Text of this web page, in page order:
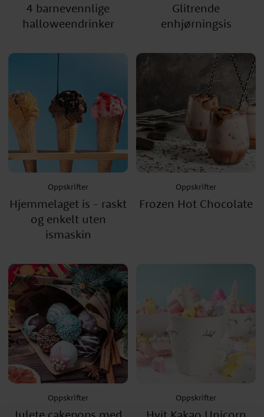
4 barnevennlige
halloweendrinker
Glitrende
enhjørningsis
Oppskrifter
Hjemmelaget is - raskt
og enkelt uten
ismaskin
Oppskrifter
Frozen Hot Chocolate
Oppskrifter Oppskrifter